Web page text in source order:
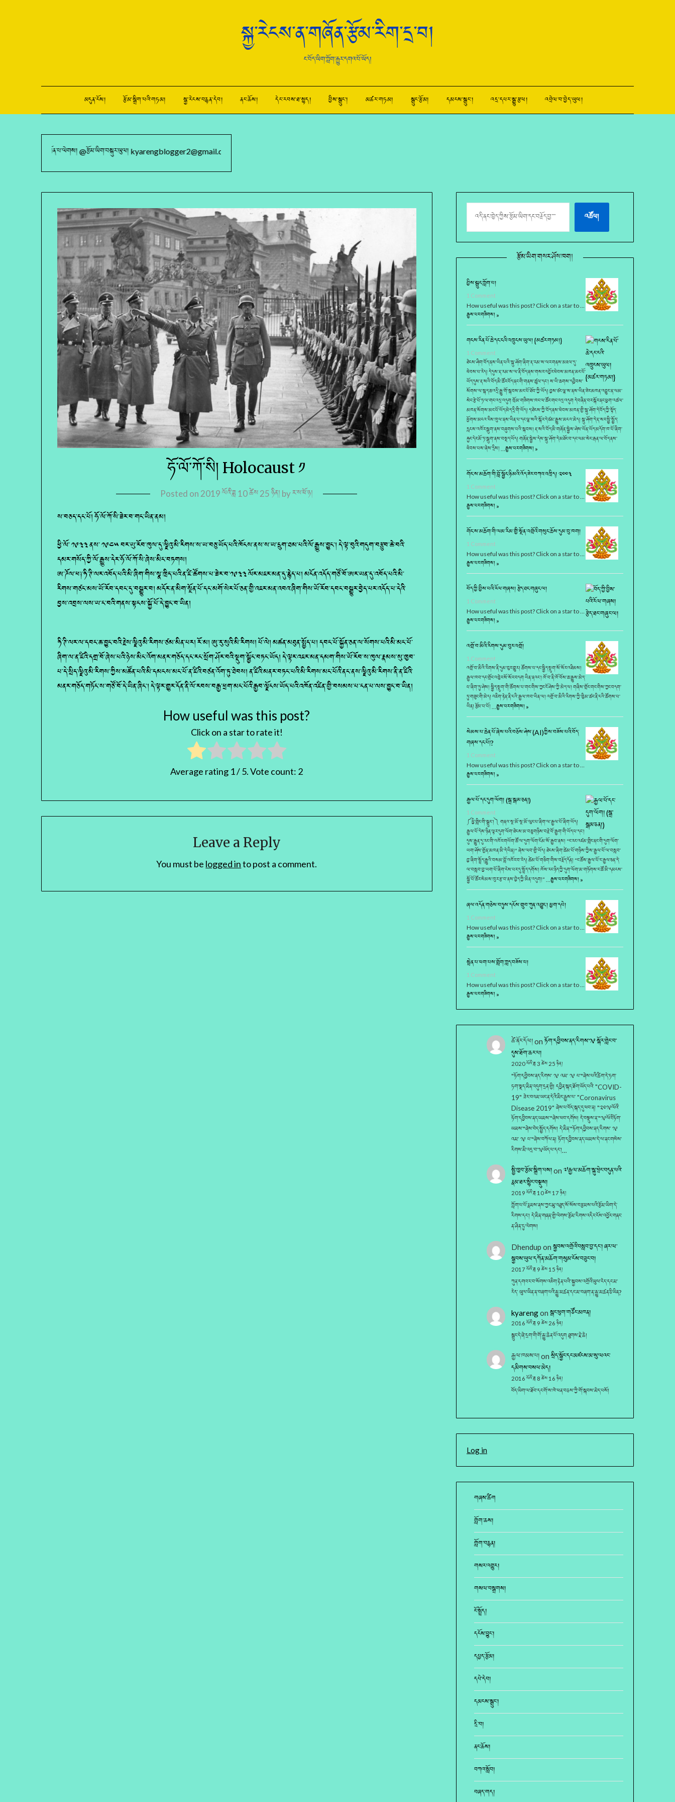
སྐྱ་རེངས་ན་གཞོན་རྩོམ་རིག་དྲ་བ།
ང་བོད་ཡིག་ཀློག་རྒྱུར་དགའ་པོ་ཡོད།
མདུན་ངོས། རྩོམ་སྒྲིག་པའི་གཏམ། སྐྱ་རེངས་བརྙན་དེབ། ནང་ཆོས། དེང་རབས་ཐ་སྙད། བྱིས་སྒྲུང་། མཚར་གཏམ། སྒྲུང་རྩོམ། དམངས་སྒྲུང་། འདྲ་དཔར་སྒྱུ་རྩལ། འབྲེལ་བ་བྱེད་ཡུལ།
འབྱོན་པ་ལེགས། @རྩོམ་ཡིག་བསྐུར་ཡུལ། kyarengblogger2@gmail.com
ཧོ་ལོ་ཀོ་སི། Holocaust ༡
Posted on 2019 ལོའི་ཟླ 10 ཚེས 25 ཉིན། byར་ས་ཕོ་ཉ།
ས་བཅད་དང་པོ། ཧོ་ལོ་ཀོ་སི་ཟེར་བ་གང་ཡིན་ནམ།
ཕྱི་ལོ་ ༡༩༣༣ ནས་ ༡༩༤༥ བར་ཡུ་རོབ་ཁུལ་དུ་ལྗིའུ་མི་རིགས་ས་ཡ་བཅུ་ཡོད་པའི་ཁོངས་ནས་ས་ཡ་དྲུག་ཐམ་པའི་ལོ་རྒྱུས་བྱུང་། དེ་ལྟ་བུའི་གདུག་བརྩུབ་ཆེ་བའི་
དམར་གསོད་ཀྱི་ལོ་རྒྱུས་དེར་ཧོ་ལོ་ཀོ་སི་ཞེས་མིང་བཏགས།
ཨ་ཌོལ་ཕ༑ཧི་ཊི་ལར་འབོད་པའི་མི་ཞིག་གིས་སྣ་ཁྲིད་པའི་ན་ཛི་ཚོགས་པ་ཟེར་བ་༡༩༣༣ ལོར་མཇར་མན་དུ་རྙེད་པ། མངོན་འདོད་གཙོ་བོ་ཨར་ཡན་དུ་འབོད་པའི་མི་
རིགས་གཙང་མས་ཡོ་རོབ་དབང་དུ་བསྒྱུར་བ། མདོར་ན་མིག་སྔོན་པོ་དང་མགོ་སེར་པོ་ཅན་གྱི་འཇར་མན་འབའ་ཞིག་གིས་ཡོ་རོབ་དབང་བསྒྱུར་བྱེད་པར་འདོད་པ་དེའི་
བྱས་འབྲས་ལས་ཡ་ང་བའི་གནས་སྟངས་སྐྱོ་པོ་དེ་བྱུང་བ་ཡིན།
ཧི་ཊི་ལར་ལ་དབང་ཆ་བྱུང་བའི་རྗེས་ལྗིའུ་མི་རིགས་ཙམ་མིན་པར། རོ་མ། ཨུ་རུ་སུའི་མི་རིགས། པོ་ལེ། མཚན་མཐུན་སྤྱོད་པ། དབང་པོ་སྐྱོན་ཅན་ལ་སོགས་པའི་མི་མང་པོ་
ཞིག་ལ་ན་ཛིའི་དགྲ་བོ་ཞེས་པའི་ཉེས་མིང་འོག་མནར་གཅོད་དང་རང་སྲོག་ཤོར་བའི་སྡུག་སྦྱོང་བཏང་ཡོད། དེ་ལྟར་འཇར་མན་དམག་གིས་ཡོ་རོབ་ས་ཁུལ་རྣམས་སུ་ཁྱབ་
པ་དེ་སྲིད་ལྗིའུ་མི་རིགས་ཀྱིས་མཚོན་པའི་མི་དམངས་མང་པོ་ན་ཛིའི་བཙན་འོག་ཏུ་ཐེབས། ན་ཛིའི་མནར་བཏང་པའི་མི་རིགས་མང་པོའི་ནང་ནས་ལྗིའུ་མི་རིགས་ནི་ན་ཛིའི་
མནར་གཅོད་གཏོང་ས་གཙོ་བོ་དེ་ཡིན་ཞིང་། དེ་ལྟར་གྱུར་དོན་ནི་ལོ་རབས་བརྒྱ་ཕྲག་མང་པོའི་རྒྱབ་ལྗོངས་ཡོད་པའི་འཁོན་འཛིན་གྱི་བསམས་པ་ངན་པ་ལས་བྱུང་བ་ཡིན།
How useful was this post?
Click on a star to rate it!
Average rating 1/ 5. Vote count: 2
Leave a Reply
You must be logged into post a comment.
འཚོལ།
རྩོམ་ཡིག་གསར་ཤོས་ཁག།
བྱིས་སྒྲུང་ཀློག་པ།
1 Comment
How useful was this post? Click on a star to …
རྒྱས་པར་གཟིགས། »
གངས་རིན་པོ་ཆེ་དང་ངའི་འཁྲུངས་ཡུལ། {མཚར་གཏམ།}
1 Comment
ཐེངས་ཤིག་བོད་ནས་ཡིན་པའི་སྐུ་ཤོག་ཞིག་རྡ་རམ་ས་ལར་གནས་མཇལ་དུ་
ཕེབས་པ་རེད། དེ་དུས་རྡ་རམ་ས་ལ་ནི་བོད་ནས་གསར་འབྱོར་ཕེབས་མཁན་མང་པོ་
ཡོད་དུས་རྡ་སའི་བོད་མི་ཚོར་བོད་ནང་གི་གནས་ཚུལ་དང་། ས་ཡི་ཆགས་དབྱིབས་
སོགས་ལ་སྐད་ཆ་འདྲི་རྒྱུ་གོ་སྐབས་མང་པོ་ཐོབ་ཀྱི་ཡོད། བྱས་ཙང་ལྷ་ས་ནས་ཡིན་ཟེར་མཁན་འབྱུང་ན་ལམ་
སེང་རྩེ་པོ་ཏ་ལ་གང་འདྲ་འདུག ཁྲོམ་གཟིགས་ཁང་ལ་ཚོང་གང་འདྲ་འདུག དེ་བཞིན་བར་སྐོར་ནང་ཕྱག་འཚལ་
མཁན་སོགས་མང་པོ་ཡོད་མེད་དྲི་གི་ཡོད། ད་ཐེངས་ཀྱི་བོད་ནས་ཕེབས་མཁན་གྱི་སྐུ་ཤོག་དེ་བོད་ཀྱི་སྟོད་
ཕྱོགས་མངའ་རིས་ཁུལ་ནས་ཡིན་པ་དང་ལྷ་སའི་སྐོར་དེ་ཙམ་རྒྱུས་མངའ་མེད། སྐུ་ཤོག་དེ་རྡ་སར་སྤྱི་སྤྱོད་
རླངས་འཁོར་སྒུག་ནས་བཞུགས་པའི་སྐབས། རྡ་སའི་བོད་མི་གཞོན་སྐྱེས་ཤེས་ཡོན་ཡོད་མདོག་ཁ་པོ་ཞིག་
རྐྱང་དེར་མོ་ཏ་སྒུག་ནས་བསྡད་ཡོད། གཞོན་སྐྱེས་དེས་སྐུ་ཤོག་དེ་མཐོང་བ་དང་ལམ་སེང་རྒན་ལ་བོད་ནས་
ཕེབས་པས་ཞེས་དྲིས། …རྒྱས་པར་གཟིགས། »
གོང་ས་མཆོག་གི་བློ་སྦྱོང་ཉི་མའི་འོད་ཟེར་བཀའ་འཁྲིད། ༢༠༠༣
1 Comment
How useful was this post? Click on a star to …
རྒྱས་པར་གཟིགས། »
གོང་ས་མཆོག་གི་ལམ་རིམ་གྱི་སྔོན་འགྲོའི་གསུང་ཆོས་དུམ་བུ་ཁག།
1 Comment
How useful was this post? Click on a star to …
རྒྱས་པར་གཟིགས། »
བོད་ཀྱི་བྱིས་པའི་རོལ་གཞས། རྩེད་ཐང་གཞུང་ལ།
1 Comment
How useful was this post? Click on a star to …
རྒྱས་པར་གཟིགས། »
འགྲོ་བ་མིའི་རིགས་དུམ་བུར་འགྲོ།
1 Comment
འགྲོ་བ་མིའི་རིགས་ནི་དུམ་བུར་གྱུར། ཚོགས་པ་དང་སྐྱིད་སྡུག་སོ་སོར་འཐིམས།
རྒྱལ་ཁབ་དང་གྲོང་འཁྱེར་སོ་སོར་བདག ཡིན་ནའང་། ཁོ་བ་ནི་ཁོ་བོས་ཆ་རྒྱུས་མེད་
པ་ཞིག་ཏུ་ཤེས། སྐྱིད་སྡུག་གི་ཚོགས་པ་གང་གིས་ཀྱང་ངོ་ཤེས་ཀྱི་མེད་ལ། གཞིས་གྲོང་གང་གིས་ཀྱང་བདག་
ཏུ་གཟུང་གི་མེད། འཇིག་རྟེན་ནི་ངའི་རྒྱལ་ཁབ་ཡིན་ལ། འགྲོ་བ་མིའི་རིགས་ཀྱི་ཁྱིམ་ཚང་ནི་ངའི་ཚོགས་པ་
ཡིན། རྩོམ་པ་པོ། …རྒྱས་པར་གཟིགས། »
སེམས་པ་ཆེན་པོ་ཞེས་པའི་བཅོས་ཤེས་(AI)ཀྱིས་བཟོས་པའི་བོད་
གཞས་དང་པོ།?
1 Comment
How useful was this post? Click on a star to …
རྒྱས་པར་གཟིགས། »
རྒྱལ་པོ་དང་དུག་ལོག། (སྒྲ་སྒམ་ཅན།)
1 Comment
༼ཕྱི་གླིང་གི་སྒྲུང་།༽ གནའ་སྔ་མོ་སྔ་མོ་ལུང་པ་ཞིག་ལ་རྒྱལ་པོ་ཞིག་ཡོད།
རྒྱལ་པོ་དེས་ཉིན་ལྟར་དུག་ལོག་ཐེངས་མ་བཅུ་གཉིས་བརྗེ་བོ་རྒྱག་གི་ཡོད་པ་དང་།
དུས་རྒྱུན་དུ་རང་གི་འཁོར་གཡོག་ཚོ་ལ་དུག་ལོག་ངོམ་སོ་རྒྱབ་ནས། “ང་རང་འཛམ་གླིང་ནང་གི་དུག་ལོག་
ཡག་ཤོས་གྱོན་མཁན་མི་དེ་ཡིན།” ཞེས་ལབ་གྱི་ཡོད། ཐེངས་ཞིག་ཚེམ་པོ་གཉིས་ཀྱིས་རྒྱལ་པོ་ལ་བསླབ་
བྱ་ཞིག་སྤྲོད་རྒྱུའི་བསམ་བློ་འཁོར་བ་རེད། ཚེམ་པོ་གཅིག་གིས་བརྗོད་དོན། “ང་ཚོས་རྒྱལ་པོ་ང་རྒྱལ་ཅན་དེ་
ལ་བསླབ་བྱ་ཡག་པོ་ཞིག་ངེས་པར་དུ་སྤྲོད་དགོས། ཁོས་རང་ཉིད་ཀྱི་དུག་ལོག་མ་གཏོགས་ང་ཚོ་མི་དམངས་
སྐྱོ་པོ་ཚོར་སེམས་ཁུར་རྩ་བ་ནས་བྱེད་ཀྱི་མིན་འདུག།” …རྒྱས་པར་གཟིགས། »
ཞལ་འདོན་གཅེས་བཏུས་དངོས་གྲུབ་ཀུན་འབྱུང་། ཕྱག་དཔེ།
1 Comment
How useful was this post? Click on a star to …
རྒྱས་པར་གཟིགས། »
སྤེན་པ་ཕག་པས་གློག་ཀླད་བཟོས་པ།
1 Comment
How useful was this post? Click on a star to …
རྒྱས་པར་གཟིགས། »
ཚེ་ནོར་དོལ།on ཏོག་དབྱིབས་ནད་རིགས་༡༩ སྐོར་གླེང་བ་
དུས་ཐོག་ཆར་པ།
2020 ལོའི་ཟླ 3 ཚེས 25 ཉིན།
"ཏོག་དབྱིབས་ནད་རིགས་ ༡༩ འམ་ ༡༩ པ་"ཞེས་པའི་ཚིག་དེ་ཏག་
ཏག་སྡད་མིན་འདུག་དྲན་གྱི། དབྱིན་སྐད་ཐོག་ཡོད་པའི་ "COVID-
19" ཟེར་བའམ་ཡང་ན་དེའི་མིང་རྒྱས་པ་ "Coronavirus
Disease 2019" ཞེས་པ་བོད་སྐད་དུ་ཕབ་ན། "༢༠༡༩ལོའི་
ཏོག་དབྱིབས་ནད་ཡམས་"ཞེས་ཕབ་དགོས། དེ་བསྡུས་ན་"༡༩ལོའི་ཏོག་
ཡམས་"ཞེས་བེད་སྤྱོད་དགོས། དེ་མིན་"ཏོག་དབྱིབས་ནད་རིགས་ ༡༩
འམ་ ༡༩ པ་"ཞེས་བཀོལ་ན། ཏོག་དབྱིབས་ནད་ཡམས་དེ་ལ་ནང་གསེས་
རིགས་མི་འདྲ་བ་༡༩ཡོད་པ་དང་།…
སྤྱི་ཁྱབ་རྩོམ་སྒྲིག་པས།on ༧རྒྱལ་མཆོག་སྐུ་ཕྲེང་བདུན་པའི་
རྣམ་ཐར་སྙིང་བསྡུས།
2019 ལོའི་ཟླ 10 ཚེས 17 ཉིན།
ཀློག་པ་པོ་རྣམས་ནས་ཀྱང་མུ་འཐུད་སོ་སོས་བརྩམས་པའི་རྩོམ་ཡིག་དེ་
རིགས་དང་། དེ་མིན་གཞན་གྱི་ལེགས་རྩོམ་རིགས་འདིར་ངོས་འབྱོར་གནང་
ན་ཤིན་ཏུ་ལེགས།
Dhendup on སྐྱབས་འགྲོའི་བསླབ་བྱ་དང༌། ཞར་ལ་
སྐྱབས་ཡུལ་དཀོན་མཆོག་གསུམ་ངོས་བཟུང་བ།
2017 ལོའི་ཟླ 9 ཚེས 15 ཉིན།
ཀུན་དགའ་ར་བ་སོགས་འཇིག་རྟེན་པའི་་སྐྱབས་འགྲོའི་ཡུལ་རེད་དང་མ་
རེད་ ཡུལ་ཡིན་ན་བཞག་པའི་རྒྱུ་མཚན་དང་མ་བཞག་ན་རྒྱུ་མཚན་ཅི་ཡིན?
kyarengon སྒང་ཕུག་གཙོང་མཁན།
2016 ལོའི་ཟླ 9 ཚེས 26 ཉིན།
སྒྲུང་དེ་ཞེ་དྲག་གི་གོ་རྒྱུ་ཆེན་པོ་འདུག ཐུགས་རྗེ་ཆེ།
རྒྱལ་ཁམས་པ།on སྲིད་སྐྱོང་དང་མཛངས་མ་སུ་ལའང་
དམིགས་བསལ་མེད།
2016 ལོའི་ཟླ 8 ཚེས 16 ཉིན།
བོད་ཡིག་ལ་ཐོབ་དང་གོ་ས་ཁེ་ཕན་བཅས་ཀྱི་གོ་སྐབས་མེད་པསོ།
Log in
གཞས་ཚིག
གློག་ཆས།
གློག་བརྙན།
གསར་འགྱུར།
གསལ་བསྒྲགས།
ངོ་སྤྲོད།
དངོས་བྱུང་།
དཔྱད་རྩོམ།
དཔེ་དེབ།
དམངས་སྒྲུང་།
དྲི་བ།
ནང་ཆོས།
བཀའ་སློབ།
བཞད་གད།